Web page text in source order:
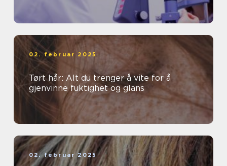
02. februar 2025
Tørt hår: Alt du trenger å vite for å
gjenvinne fuktighet og glans
02. februar 2025